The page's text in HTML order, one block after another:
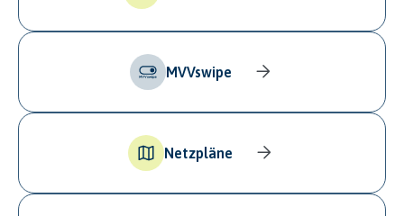
MVVswipe
Netzpläne